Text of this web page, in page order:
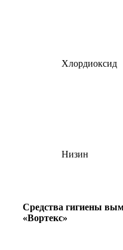
Хлордиоксид
Низин
Средства гигиены
«Вортекс»